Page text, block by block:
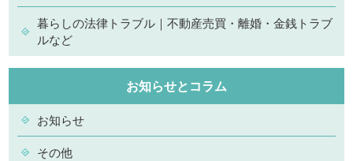
暮らしの法律トラブル｜不動産売買・離婚・金銭トラブ
ルなど
お知らせとコラム
お知らせ
その他